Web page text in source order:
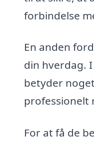
forbindelse
En anden
din hverdag.
betyder
professionelt
For at få de